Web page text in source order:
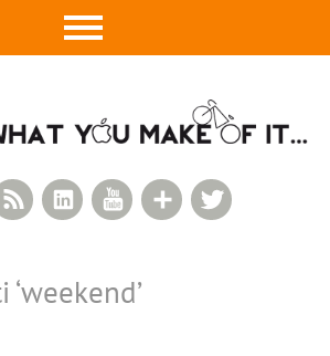
Google+
YouTube
LinkedIn
RSS Feed
Comments
weekend’